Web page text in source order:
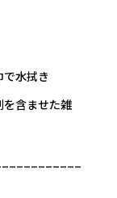
水拭き
を含ませた雑